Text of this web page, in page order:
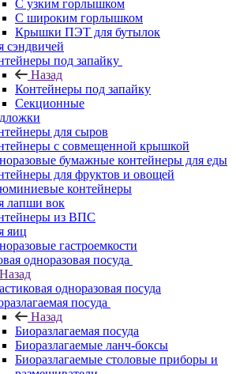
С узким горлышком
С широким горлышком
Крышки ПЭТ для бутылок
сэндвичей
под запайку
Назад
Контейнеры под запайку
Секционные
для сыров
с совмещенной крышкой
бумажные контейнеры для еды
для фруктов и овощей
контейнеры
лапши вок
из ВПС
яиц
гастроемкости
одноразовая посуда
Назад
одноразовая посуда
посуда
Назад
Биоразлагаемая посуда
Биоразлагаемые ланч-боксы
Биоразлагаемые столовые приборы и